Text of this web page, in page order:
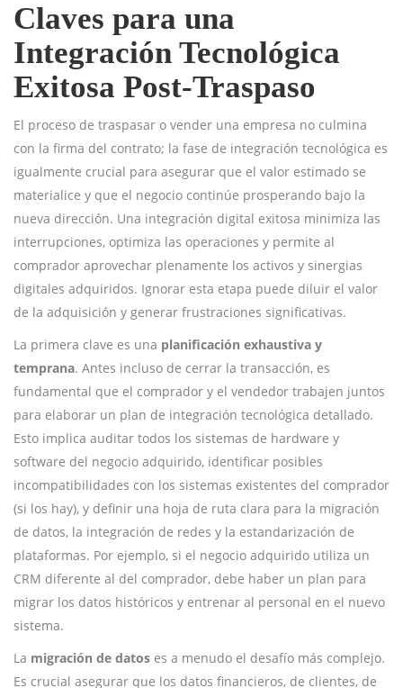
Claves para una
Integración Tecnológica
Exitosa Post-Traspaso
El proceso de traspasar o vender una empresa no culmina
con la firma del contrato; la fase de integración tecnológica es
igualmente crucial para asegurar que el valor estimado se
materialice y que el negocio continúe prosperando bajo la
nueva dirección. Una integración digital exitosa minimiza las
interrupciones, optimiza las operaciones y permite al
comprador aprovechar plenamente los activos y sinergias
digitales adquiridos. Ignorar esta etapa puede diluir el valor
de la adquisición y generar frustraciones significativas.
La primera clave es una planificación exhaustiva y
temprana. Antes incluso de cerrar la transacción, es
fundamental que el comprador y el vendedor trabajen juntos
para elaborar un plan de integración tecnológica detallado.
Esto implica auditar todos los sistemas de hardware y
software del negocio adquirido, identificar posibles
incompatibilidades con los sistemas existentes del comprador
(si los hay), y definir una hoja de ruta clara para la migración
de datos, la integración de redes y la estandarización de
plataformas. Por ejemplo, si el negocio adquirido utiliza un
CRM diferente al del comprador, debe haber un plan para
migrar los datos históricos y entrenar al personal en el nuevo
sistema.
La migración de datos es a menudo el desafío más complejo.
Es crucial asegurar que los datos financieros, de clientes, de